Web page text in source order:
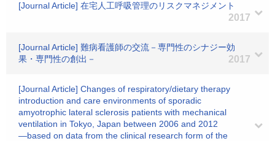
[Journal Article] 在宅人工呼吸管理のリスクマネジメント
2017
[Journal Article] 難病看護師の交流－専門性のシナジー効
果・専門性の創出－
2017
[Journal Article] Changes of respiratory/dietary therapy
introduction and care environments of sporadic
amyotrophic lateral sclerosis patients with mechanical
ventilation in Tokyo, Japan between 2006 and 2012
―based on data from the clinical research form of the